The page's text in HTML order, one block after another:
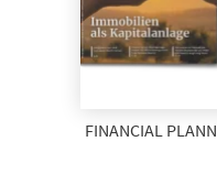
FINANCIAL